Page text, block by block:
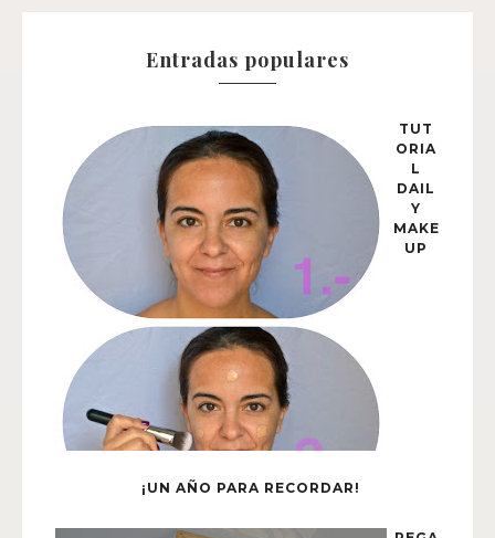
Entradas populares
TUT
ORIA
L
DAIL
Y
MAKE
UP
¡UN AÑO PARA RECORDAR!